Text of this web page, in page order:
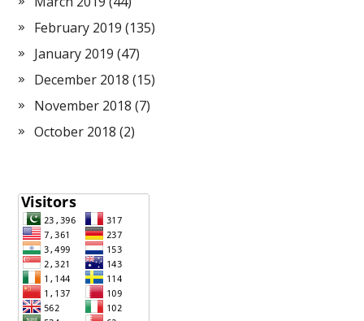
February 2019 (135)
January 2019 (47)
December 2018 (15)
November 2018 (7)
October 2018 (2)